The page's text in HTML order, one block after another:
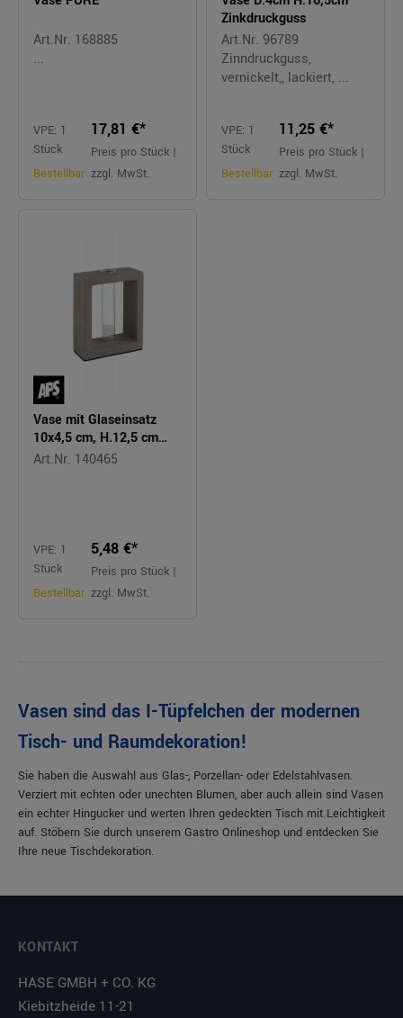
Art.Nr. 168885
...
VPE: 1
Stück
Bestellbar
17,81 €*
Preis pro Stück |
zzgl. MwSt.
Zinkdruckguss
Art.Nr. 96789
Zinndruckguss,
vernickelt,, lackiert, ...
VPE: 1
Stück
Bestellbar
11,25 €*
Preis pro Stück |
zzgl. MwSt.
Vase mit Glaseinsatz
10x4,5 cm, H.12,5 cm
ELEMENT
Art.Nr. 140465
VPE: 1
Stück
Bestellbar
5,48 €*
Preis pro Stück |
zzgl. MwSt.
Vasen sind das I-Tüpfelchen der modernen
Tisch- und Raumdekoration!
Sie haben die Auswahl aus Glas-, Porzellan- oder Edelstahlvasen.
Verziert mit echten oder unechten Blumen, aber auch allein sind Vasen
ein echter Hingucker und werten Ihren gedeckten Tisch mit Leichtigkeit
auf. Stöbern Sie durch unserem Gastro Onlineshop und entdecken Sie
Ihre neue Tischdekoration.
KONTAKT
HASE GMBH + CO. KG
Kiebitzheide 11-21